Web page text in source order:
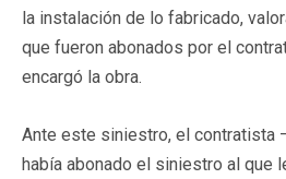
la instalación de lo fabricado,
que fueron abonados por el
encargó la obra.
Ante este siniestro, el contratista
había abonado el siniestro al que